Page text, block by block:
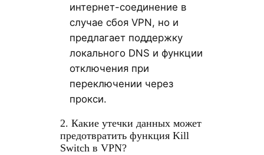
интернет-соединение в
случае сбоя VPN, но и
предлагает поддержку
локального DNS и функции
отключения при
переключении через
прокси.
2. Какие утечки данных может
предотвратить функция Kill
Switch в VPN?